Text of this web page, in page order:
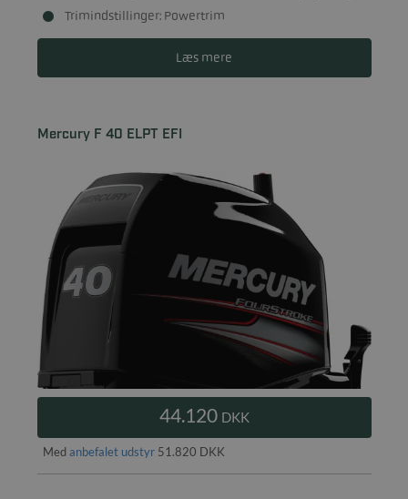
Trimindstillinger: Powertrim
Læs mere
Mercury F 40 ELPT EFI
44.120 DKK
Med anbefalet udstyr51.820 DKK